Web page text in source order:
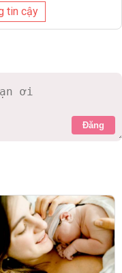
tin cậy
Đăng
hơn.
vi phạm